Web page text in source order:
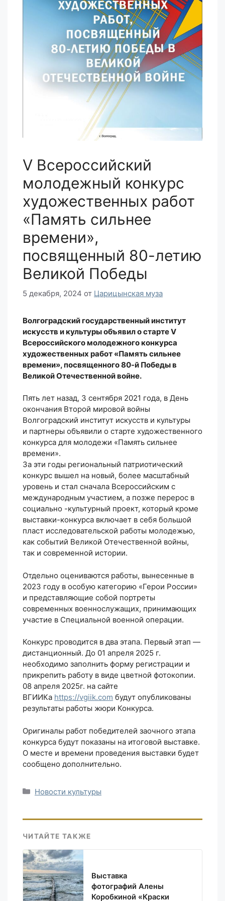
V Всероссийский
молодежный конкурс
художественных работ
«Память сильнее
времени»,
посвященный 80-летию
Великой Победы
5 декабря, 2024 от Царицынская муза
Волгоградский государственный институт
искусств и культуры объявил о старте V
Всероссийского молодежного конкурса
художественных работ «Память сильнее
времени», посвященного 80-й Победы в
Великой Отечественной войне.
Пять лет назад, 3 сентября 2021 года, в День
окончания Второй мировой войны
Волгоградский институт искусств и культуры
и партнеры объявили о старте художественного
конкурса для молодежи «Память сильнее
времени».
За эти годы региональный патриотический
конкурс вышел на новый, более масштабный
уровень и стал сначала Всероссийским с
международным участием, а позже перерос в
социально -культурный проект, который кроме
выставки-конкурса включает в себя большой
пласт исследовательской работы молодежью,
как событий Великой Отечественной войны,
так и современной истории.
Отдельно оцениваются работы, вынесенные в
2023 году в особую категорию «Герои России»
и представляющие собой портреты
современных военнослужащих, принимающих
участие в Специальной военной операции.
Конкурс проводится в два этапа. Первый этап —
дистанционный. До 01 апреля 2025 г.
необходимо заполнить форму регистрации и
прикрепить работу в виде цветной фотокопии.
08 апреля 2025г. на сайте
ВГИИКа https://vgiik.com будут опубликованы
результаты работы жюри Конкурса.
Оригиналы работ победителей заочного этапа
конкурса будут показаны на итоговой выставке.
О месте и времени проведения выставки будет
сообщено дополнительно.
Рубрики
Новости культуры
ЧИТАЙТЕ ТАКЖЕ
Выставка
фотографий Алены
Коробкиной «Краски